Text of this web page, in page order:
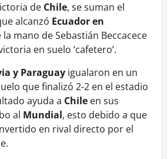
de Chile, se suman el
alcanzó Ecuador en
la mano de Sebastián Beccacece
en suelo ‘cafetero’.
y Paraguay igualaron en un
que finalizó 2-2 en el estadio
ayuda a Chile en sus
al Mundial, esto debido a que
en rival directo por el